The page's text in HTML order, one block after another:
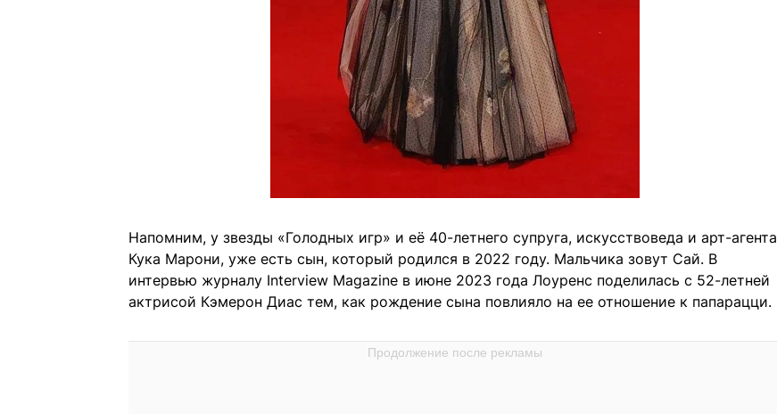
Напомним, у звезды «Голодных игр» и её 40-летнего супруга, искусствоведа и арт-агента
Кука Марони, уже есть сын, который родился в 2022 году. Мальчика зовут Сай. В
интервью журналу Interview Magazine в июне 2023 года Лоуренс поделилась с 52-летней
актрисой Кэмерон Диас тем, как рождение сына повлияло на ее отношение к папарацци.